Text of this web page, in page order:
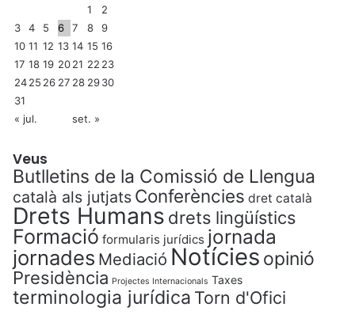
1
2
3
4 5 6 7 8
9
10 11 12 13 14 15 16
17 18 19 2021 22 23
2425 26 27 28 2930
31
« jul.
set. »
Veus
Butlletins de la Comissió de Llengua
català als jutjats Conferències dret català
Drets Humans drets lingüístics
Formació formularis jurídics jornada
jornades Mediació Notícies opinió
Presidència Projectes Internacionals Taxes
terminologia jurídica Torn d'Ofici